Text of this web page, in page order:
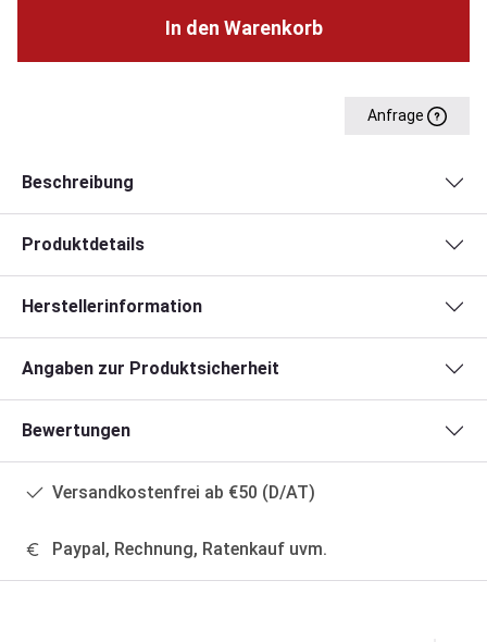
In den Warenkorb
Anfrage
Beschreibung
Produktdetails
Herstellerinformation
Angaben zur Produktsicherheit
Bewertungen
Versandkostenfrei ab €50 (D/AT)
Paypal, Rechnung, Ratenkauf uvm.